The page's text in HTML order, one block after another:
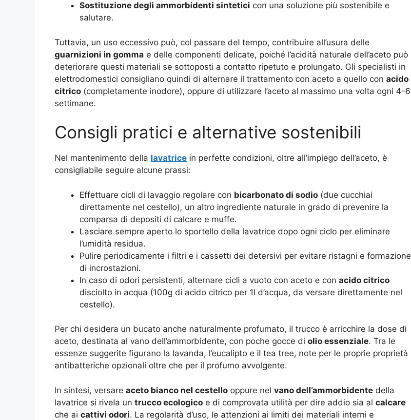
Sostituzione degli ammorbidenti sintetici con una soluzione più sostenibile e
salutare.
Tuttavia, un uso eccessivo può, col passare del tempo, contribuire all’usura delle
guarnizioni in gomma e delle componenti delicate, poiché l’acidità naturale dell’aceto può
deteriorare questi materiali se sottoposti a contatto ripetuto e prolungato. Gli specialisti in
elettrodomestici consigliano quindi di alternare il trattamento con aceto a quello con acido
citrico (completamente inodore), oppure di utilizzare l’aceto al massimo una volta ogni 4-6
settimane.
Consigli pratici e alternative sostenibili
Nel mantenimento della lavatrice in perfette condizioni, oltre all’impiego dell’aceto, è
consigliabile seguire alcune prassi:
Effettuare cicli di lavaggio regolare con bicarbonato di sodio (due cucchiai
direttamente nel cestello), un altro ingrediente naturale in grado di prevenire la
comparsa di depositi di calcare e muffe.
Lasciare sempre aperto lo sportello della lavatrice dopo ogni ciclo per eliminare
l’umidità residua.
Pulire periodicamente i filtri e i cassetti dei detersivi per evitare ristagni e formazione
di incrostazioni.
In caso di odori persistenti, alternare cicli a vuoto con aceto e con acido citrico
disciolto in acqua (100g di acido citrico per 1l d’acqua, da versare direttamente nel
cestello).
Per chi desidera un bucato anche naturalmente profumato, il trucco è arricchire la dose di
aceto, destinata al vano dell’ammorbidente, con poche gocce di olio essenziale. Tra le
essenze suggerite figurano la lavanda, l’eucalipto e il tea tree, note per le proprie proprietà
antibatteriche opzionali oltre che per il profumo avvolgente.
In sintesi, versare aceto bianco nel cestello oppure nel vano dell’ammorbidente della
lavatrice si rivela un trucco ecologico e di comprovata utilità per dire addio sia al calcare
che ai cattivi odori. La regolarità d’uso, le attenzioni ai limiti dei materiali interni e